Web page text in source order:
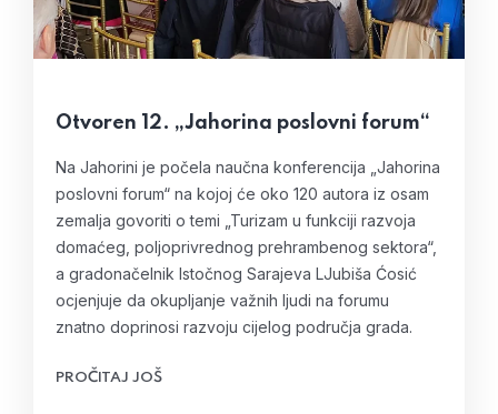
Otvoren 12. „Jahorina poslovni forum“
Na Jahorini je počela naučna konferencija „Jahorina
poslovni forum“ na kojoj će oko 120 autora iz osam
zemalja govoriti o temi „Turizam u funkciji razvoja
domaćeg, poljoprivrednog prehrambenog sektora“,
a gradonačelnik Istočnog Sarajeva LJubiša Ćosić
ocjenjuje da okupljanje važnih ljudi na forumu
znatno doprinosi razvoju cijelog područja grada.
PROČITAJ JOŠ